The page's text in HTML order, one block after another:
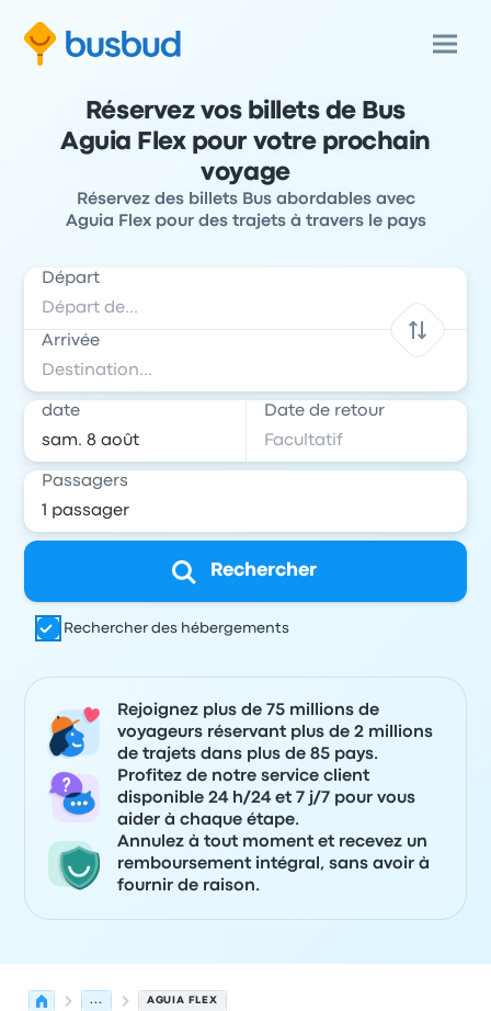
Réservez vos billets de Bus
Aguia Flex pour votre prochain
voyage
Réservez des billets Bus abordables avec
Aguia Flex pour des trajets à travers le pays
Départ
Arrivée
date Date de retour
Passagers
Rechercher
Rechercher des hébergements
Rejoignez plus de 75 millions de
voyageurs réservant plus de 2 millions
de trajets dans plus de 85 pays.
Profitez de notre service client
disponible 24 h/24 et 7 j/7 pour vous
aider à chaque étape.
Annulez à tout moment et recevez un
remboursement intégral, sans avoir à
fournir de raison.
... AGUIA FLEX